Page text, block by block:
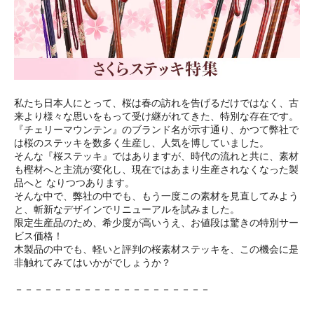
私たち日本人にとって、桜は春の訪れを告げるだけではなく、古
来より様々な思いをもって受け継がれてきた、特別な存在です。
『チェリーマウンテン』のブランド名が示す通り、かつて弊社で
は桜のステッキを数多く生産し、人気を博していました。
そんな『桜ステッキ』ではありますが、時代の流れと共に、素材
も樫材へと主流が変化し、現在ではあまり生産されなくなった製
品へと なりつつあります。
そんな中で、弊社の中でも、もう一度この素材を見直してみよう
と、斬新なデザインでリニューアルを試みました。
限定生産品のため、希少度が高いうえ、お値段は驚きの特別サー
ビス価格！
木製品の中でも、軽いと評判の桜素材ステッキを、この機会に是
非触れてみてはいかがでしょうか？
－－－－－－－－－－－－－－－－－－－－